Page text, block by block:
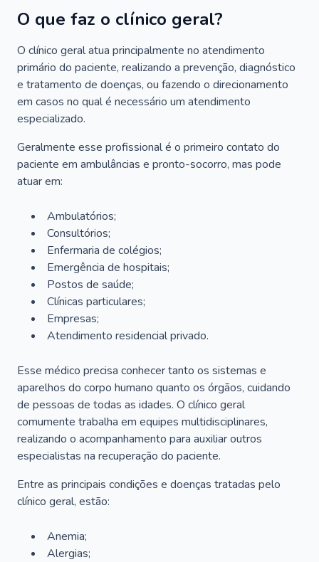
O que faz o clínico geral?
O clínico geral atua principalmente no atendimento
primário do paciente, realizando a prevenção, diagnóstico
e tratamento de doenças, ou fazendo o direcionamento
em casos no qual é necessário um atendimento
especializado.
Geralmente esse profissional é o primeiro contato do
paciente em ambulâncias e pronto-socorro, mas pode
atuar em:
Ambulatórios;
Consultórios;
Enfermaria de colégios;
Emergência de hospitais;
Postos de saúde;
Clínicas particulares;
Empresas;
Atendimento residencial privado.
Esse médico precisa conhecer tanto os sistemas e
aparelhos do corpo humano quanto os órgãos, cuidando
de pessoas de todas as idades. O clínico geral
comumente trabalha em equipes multidisciplinares,
realizando o acompanhamento para auxiliar outros
especialistas na recuperação do paciente.
Entre as principais condições e doenças tratadas pelo
clínico geral, estão:
Anemia;
Alergias;